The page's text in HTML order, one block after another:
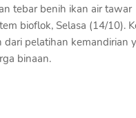
tebar benih ikan air tawar
bioflok, Selasa (14/10).
dari pelatihan kemandirian
binaan.